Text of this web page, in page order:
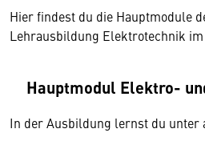
Hier findest du die Hauptmodule
Lehrausbildung Elektrotechnik
Hauptmodul Elektro-
In der Ausbildung lernst du unter